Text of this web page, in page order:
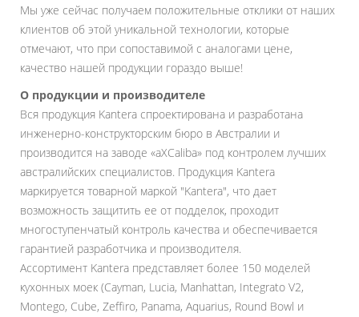
Мы уже сейчас получаем положительные отклики от наших
клиентов об этой уникальной технологии, которые
отмечают, что при сопоставимой с аналогами цене,
качество нашей продукции гораздо выше!
О продукции и производителе
Вся продукция Kantera спроектирована и разработана
инженерно-конструкторским бюро в Австралии и
производится на заводе «aXCaliba» под контролем лучших
австралийских специалистов. Продукция Kantera
маркируется товарной маркой "Kantera", что дает
возможность защитить ее от подделок, проходит
многоступенчатый контроль качества и обеспечивается
гарантией разработчика и производителя.
Ассортимент Kantera представляет более 150 моделей
кухонных моек (Cayman, Lucia, Manhattan, Integrato V2,
Montego, Cube, Zeffiro, Panama, Aquarius, Round Bowl и